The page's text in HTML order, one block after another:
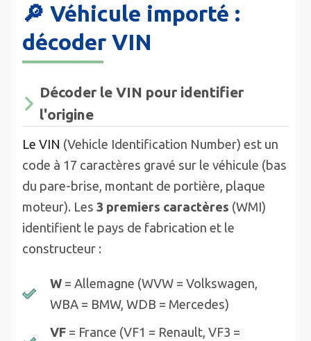
🔎 Véhicule importé :
décoder VIN
Décoder le VIN pour identifier
l'origine
Le VIN (Vehicle Identification Number) est un
code à 17 caractères gravé sur le véhicule (bas
du pare-brise, montant de portière, plaque
moteur). Les3 premiers caractères (WMI)
identifient le pays de fabrication et le
constructeur :
W = Allemagne (WVW = Volkswagen,
WBA = BMW, WDB = Mercedes)
VF = France (VF1 = Renault, VF3 =